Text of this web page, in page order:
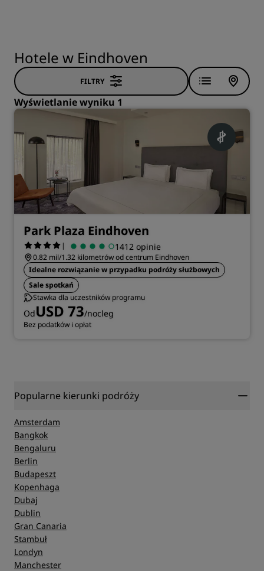
Hotele w Eindhoven
FILTRY
Wyświetlanie wyniku 1
Park Plaza Eindhoven
| 1412 opinie
0.82 mil/1.32 kilometrów od centrum Eindhoven
Idealne rozwiązanie w przypadku podróży służbowych
Sale spotkań
Stawka dla uczestników programu
OdUSD 73/nocleg
Bez podatków i opłat
Popularne kierunki podróży
Amsterdam
Bangkok
Bengaluru
Berlin
Budapeszt
Kopenhaga
Dubaj
Dublin
Gran Canaria
Stambuł
Londyn
Manchester